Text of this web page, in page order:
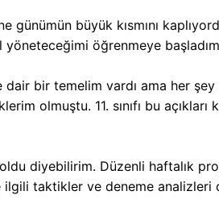
büyük kısmını
öğrenmeye
bir temelim vardı ama her
olmuştu. 11. sınıfı bu açıkları
diyebilirim. Düzenli haftalık
taktikler ve deneme analizleri